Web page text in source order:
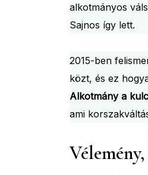
alkotmányos
Sajnos így lett.
2015-ben
közt, és ez
Alkotmány a
ami